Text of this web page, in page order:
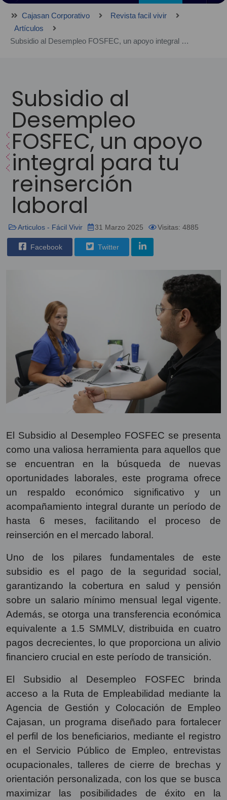
Cajasan Corporativo
Revista facil vivir
Artículos
Subsidio al Desempleo FOSFEC, un apoyo integral para tu reinserción laboral
Subsidio al
Desempleo
FOSFEC, un apoyo
integral para tu
reinserción
laboral
Articulos - Fácil Vivir 31 Marzo 2025 Visitas: 4885
Facebook Twitter
El Subsidio al Desempleo FOSFEC se presenta
como una valiosa herramienta para aquellos que
se encuentran en la búsqueda de nuevas
oportunidades laborales, este programa ofrece
un respaldo económico significativo y un
acompañamiento integral durante un período de
hasta 6 meses, facilitando el proceso de
reinserción en el mercado laboral.
Uno de los pilares fundamentales de este
subsidio es el pago de la seguridad social,
garantizando la cobertura en salud y pensión
sobre un salario mínimo mensual legal vigente.
Además, se otorga una transferencia económica
equivalente a 1.5 SMMLV, distribuida en cuatro
pagos decrecientes, lo que proporciona un alivio
financiero crucial en este período de transición.
El Subsidio al Desempleo FOSFEC brinda
acceso a la Ruta de Empleabilidad mediante la
Agencia de Gestión y Colocación de Empleo
Cajasan, un programa diseñado para fortalecer
el perfil de los beneficiarios, mediante el registro
en el Servicio Público de Empleo, entrevistas
ocupacionales, talleres de cierre de brechas y
orientación personalizada, con los que se busca
maximizar las posibilidades de éxito en la